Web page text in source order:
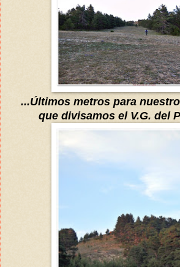
...Últimosmetros para
que divisamos el V.G. del